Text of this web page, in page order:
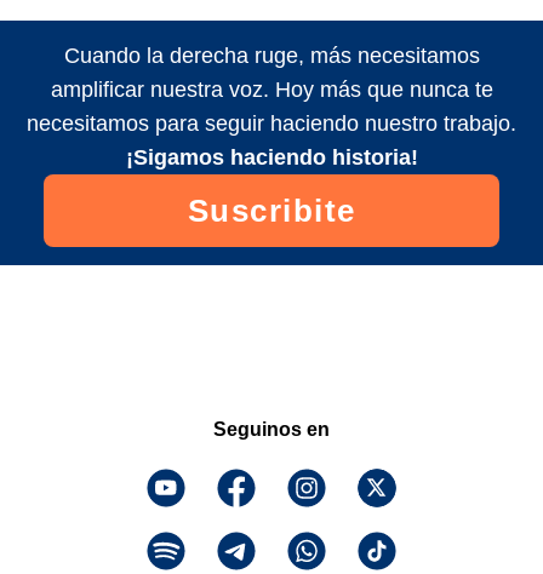
Cuando la derecha ruge, más necesitamos
amplificar nuestra voz. Hoy más que nunca te
necesitamos para seguir haciendo nuestro trabajo.
¡Sigamos haciendo historia!
Suscribite
Seguinos en